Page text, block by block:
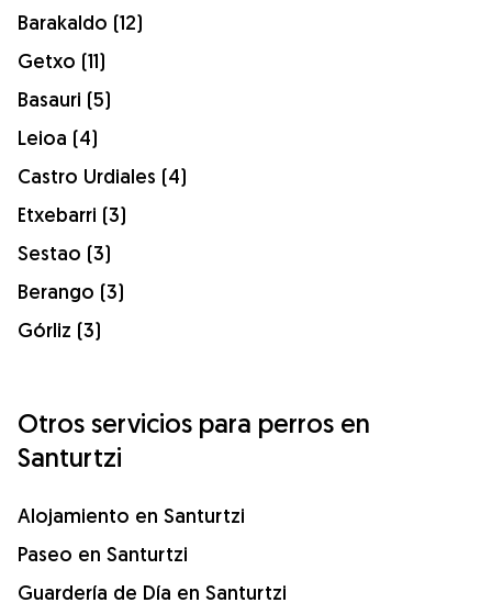
Barakaldo (12)
Getxo (11)
Basauri (5)
Leioa (4)
Castro Urdiales (4)
Etxebarri (3)
Sestao (3)
Berango (3)
Górliz (3)
Otros servicios para perros en
Santurtzi
Alojamiento en Santurtzi
Paseo en Santurtzi
Guardería de Día en Santurtzi